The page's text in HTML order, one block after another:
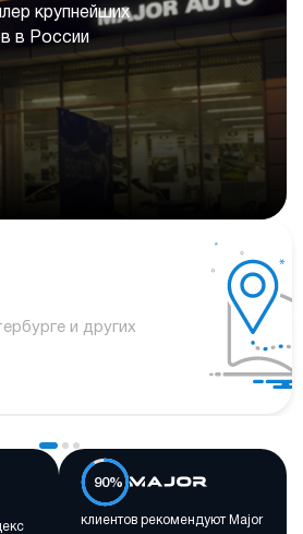
крупнейших
в России
и других
90%
клиентов рекомендуют Major